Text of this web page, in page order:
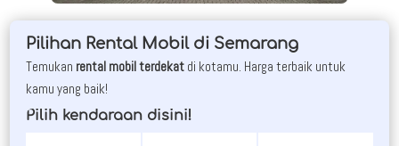
Pilihan Rental Mobil di Semarang
Temukan rental mobil terdekat di kotamu. Harga terbaik untuk
kamu yang baik!
Pilih kendaraan disini!